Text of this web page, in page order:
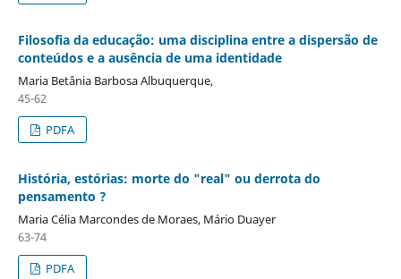
Filosofia da educação: uma disciplina entre a dispersão de
conteúdos e a ausência de uma identidade
Maria Betânia Barbosa Albuquerque,
45-62
PDFA
História, estórias: morte do "real" ou derrota do
pensamento ?
Maria Célia Marcondes de Moraes, Mário Duayer
63-74
PDFA